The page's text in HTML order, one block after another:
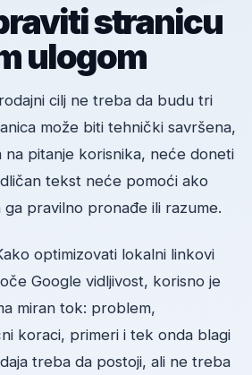
stranicu
ulogom
cilj ne treba da budu tri
može biti tehnički savršena,
na pitanje korisnika, neće doneti
tekst neće pomoći ako
pravilno pronađe ili razume.
optimizovati lokalni linkovi
Google vidljivost, korisno je
miran tok: problem,
koraci, primeri i tek onda blagi
treba da postoji, ali ne treba